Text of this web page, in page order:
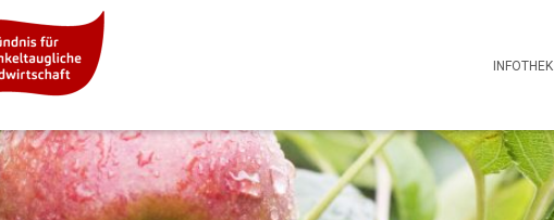
INFOTHEK